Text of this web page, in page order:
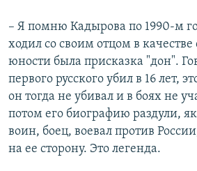
– Я помню Кадырова по 1990-м
ходил со своим отцом в
юности была присказка "дон".
первого русского убил в 16 лет,
он тогда не убивал и в боях не
потом его биографию раздули,
воин, боец, воевал против
на ее сторону. Это легенда.